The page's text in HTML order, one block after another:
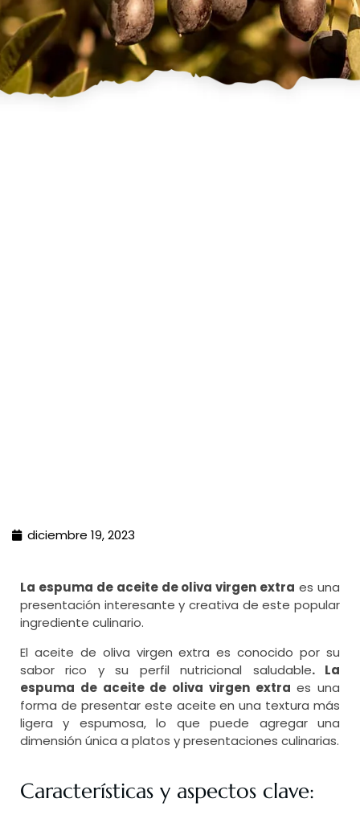
diciembre 19, 2023
La espuma de aceite de oliva virgen extra es una
presentación interesante y creativa de este popular
ingrediente culinario.
El aceite de oliva virgen extra es conocido por su
sabor rico y su perfil nutricional saludable. La
espuma de aceite de oliva virgen extra es una
forma de presentar este aceite en una textura más
ligera y espumosa, lo que puede agregar una
dimensión única a platos y presentaciones culinarias.
Características y aspectos clave: